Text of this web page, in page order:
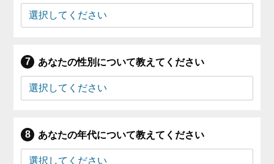
あなたの性別について教えてください
あなたの年代について教えてください